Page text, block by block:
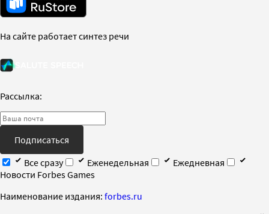
На сайте работает синтез речи
Рассылка:
Подписаться
Все сразу
Еженедельная
Ежедневная
Новости Forbes Games
Наименование издания: forbes.ru